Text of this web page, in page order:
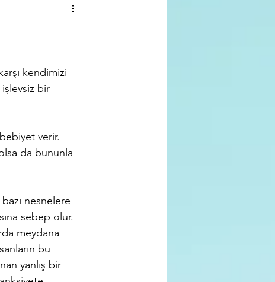
kendimizi
işlevsiz bir
verir.
da bununla
nesnelere
sebep olur.
meydana
bu
yanlış bir